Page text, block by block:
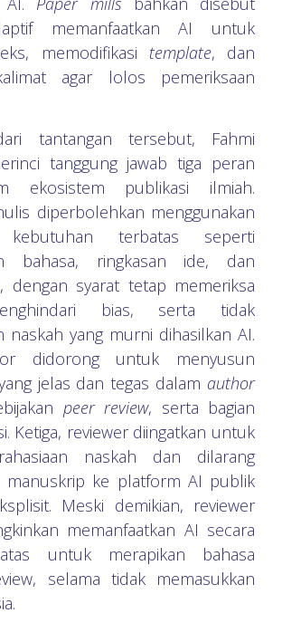
memanfaatkan AI untuk
memodifikasi template, dan
agar lolos pemeriksaan
tantangan tersebut, Fahmi
tanggung jawab tiga peran
ekosistem publikasi ilmiah.
diperbolehkan menggunakan
terbatas seperti
bahasa, ringkasan ide, dan
dengan syarat tetap memeriksa
bias, serta tidak
naskah yang murni dihasilkan AI.
didorong untuk menyusun
jelas dan tegas dalam author
peer review, serta bagian
Ketiga, reviewer diingatkan untuk
naskah dan dilarang
manuskrip ke platform AI publik
Meski demikian, reviewer
memanfaatkan AI secara
untuk merapikan bahasa
selama tidak memasukkan